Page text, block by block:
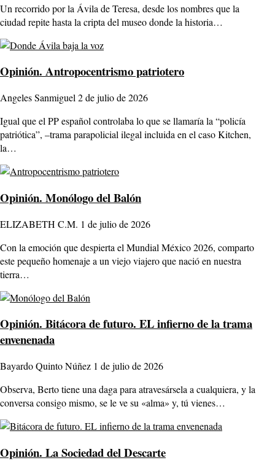
Un recorrido por la Ávila de Teresa, desde los nombres que la
ciudad repite hasta la cripta del museo donde la historia…
Opinión. Antropocentrismo patriotero
Angeles Sanmiguel 2 de julio de 2026
Igual que el PP español controlaba lo que se llamaría la “policía
patriótica”, –trama parapolicial ilegal incluida en el caso Kitchen,
la…
Opinión. Monólogo del Balón
ELIZABETH C.M. 1 de julio de 2026
Con la emoción que despierta el Mundial México 2026, comparto
este pequeño homenaje a un viejo viajero que nació en nuestra
tierra…
Opinión. Bitácora de futuro. EL infierno de la trama
envenenada
Bayardo Quinto Núñez 1 de julio de 2026
Observa, Berto tiene una daga para atravesársela a cualquiera, y la
conversa consigo mismo, se le ve su «alma» y, tú vienes…
Opinión. La Sociedad del Descarte